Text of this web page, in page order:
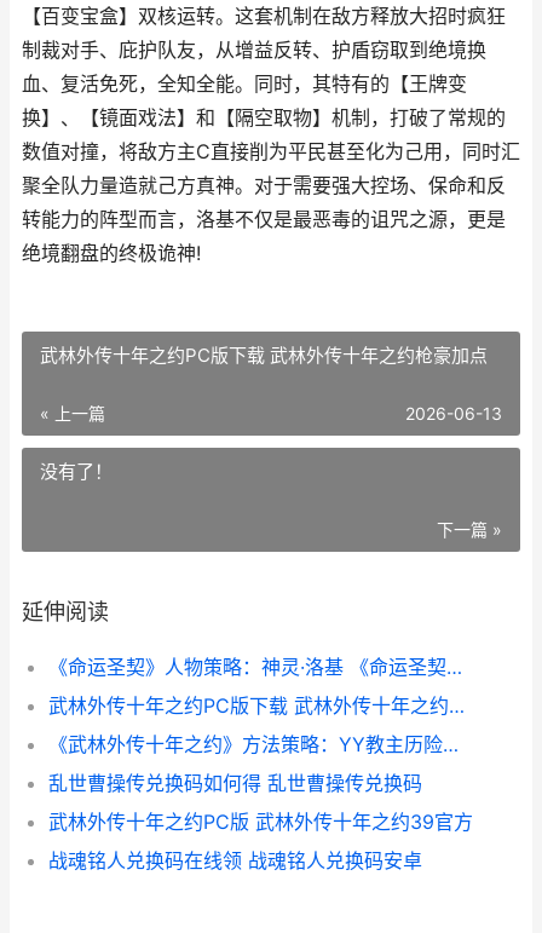
【百变宝盒】双核运转。这套机制在敌方释放大招时疯狂
制裁对手、庇护队友，从增益反转、护盾窃取到绝境换
血、复活免死，全知全能。同时，其特有的【王牌变
换】、【镜面戏法】和【隔空取物】机制，打破了常规的
数值对撞，将敌方主C直接削为平民甚至化为己用，同时汇
聚全队力量造就己方真神。对于需要强大控场、保命和反
转能力的阵型而言，洛基不仅是最恶毒的诅咒之源，更是
绝境翻盘的终极诡神!
武林外传十年之约PC版下载 武林外传十年之约枪豪加点
« 上一篇 2026-06-13
没有了！
下一篇 »
延伸阅读
《命运圣契》人物策略：神灵·洛基 《命运圣契》人物关系图
武林外传十年之约PC版下载 武林外传十年之约枪豪加点
《武林外传十年之约》方法策略：YY教主历险记全关卡策略 武林外传十年之约手游礼包码
乱世曹操传兑换码如何得 乱世曹操传兑换码
武林外传十年之约PC版 武林外传十年之约39官方
战魂铭人兑换码在线领 战魂铭人兑换码安卓